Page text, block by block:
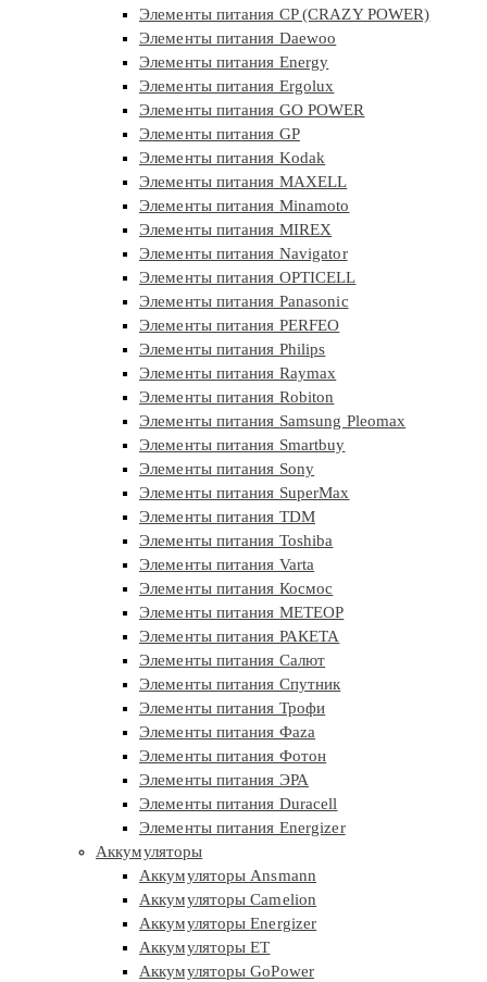
Элементы питания CP (CRAZY POWER)
Элементы питания Daewoo
Элементы питания Energy
Элементы питания Ergolux
Элементы питания GO POWER
Элементы питания GP
Элементы питания Kodak
Элементы питания MAXELL
Элементы питания Minamoto
Элементы питания MIREX
Элементы питания Navigator
Элементы питания OPTICELL
Элементы питания Panasonic
Элементы питания PERFEO
Элементы питания Philips
Элементы питания Raymax
Элементы питания Robiton
Элементы питания Samsung Pleomax
Элементы питания Smartbuy
Элементы питания Sony
Элементы питания SuperMax
Элементы питания TDM
Элементы питания Toshiba
Элементы питания Varta
Элементы питания Космос
Элементы питания МЕТЕОР
Элементы питания РАКЕТА
Элементы питания Салют
Элементы питания Спутник
Элементы питания Трофи
Элементы питания Фaza
Элементы питания Фотон
Элементы питания ЭРА
Элементы питания Duracell
Элементы питания Energizer
Аккумуляторы
Аккумуляторы Ansmann
Аккумуляторы Camelion
Аккумуляторы Energizer
Аккумуляторы ET
Аккумуляторы GoPower